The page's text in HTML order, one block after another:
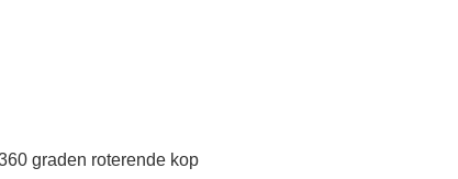
graden roterende kop